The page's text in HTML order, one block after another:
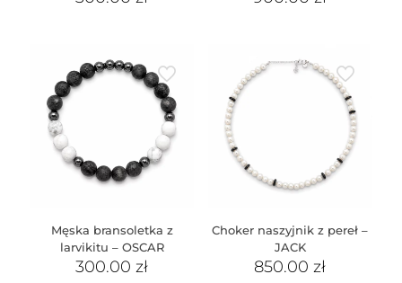
Męska bransoletka z
larvikitu – OSCAR
300.00zł
Choker naszyjnik z pereł –
JACK
850.00zł